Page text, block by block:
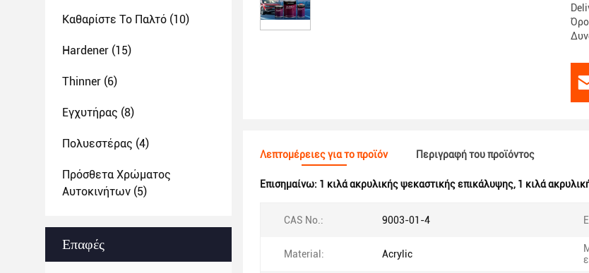
Καθαρίστε Το Παλτό (10)
Hardener (15)
Thinner (6)
Εγχυτήρας (8)
Πολυεστέρας (4)
Πρόσθετα Χρώματος
Αυτοκινήτων (5)
Επαφές
Λεπτομέρειες για το προϊόν Περιγραφή του προϊόντος
Επισημαίνω: 1 κιλά ακρυλικής ψεκαστικής επικάλυψης, 1 κιλά
CAS No.: 9003-01-4
Material: Acrylic